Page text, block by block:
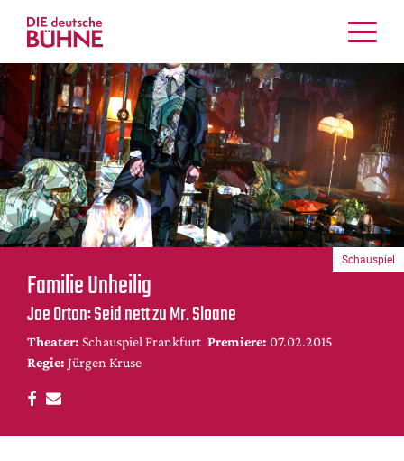
Kritiken
Schauspiel
Musiktheater
Tanz
Crossover
Bühnenwelt
Festivals & Veranstaltungen
Menschen & Theater
Themen
Internationales
Nachrufe
DdB-map
Familie Unheilig
Joe Orton: Seid nett zu Mr. Sloane
Theater: Schauspiel Frankfurt Premiere: 07.02.2015
Regie: Jürgen Kruse
Schauspiel